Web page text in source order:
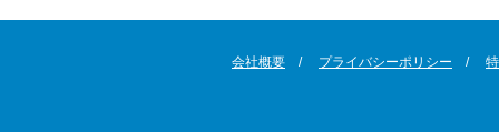
会社概要 プライバシーポリシー